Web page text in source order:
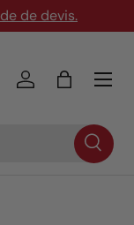
de devis.
Se connecter
Panier
Menu